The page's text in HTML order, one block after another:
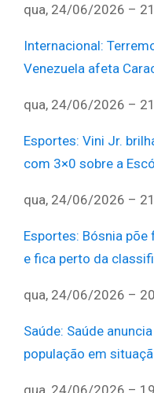
qua, 24/06/2026 –
Internacional:
Venezuela afeta
qua, 24/06/2026 –
Esportes: Vini Jr.
com 3×0 sobre a
qua, 24/06/2026 –
Esportes: Bósnia põe
e fica perto da
qua, 24/06/2026 –
Saúde: Saúde
população em
qua, 24/06/2026 –